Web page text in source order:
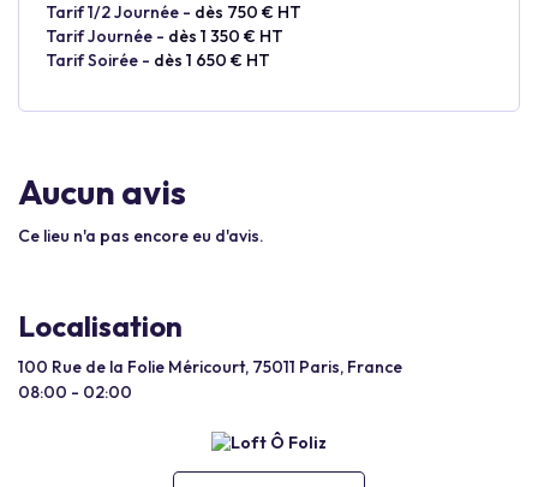
Tarif 1/2 Journée - dès 750 € HT
Tarif Journée - dès 1 350 € HT
Tarif Soirée - dès 1 650 € HT
Aucun avis
Ce lieu n'a pas encore eu d'avis.
Localisation
100 Rue de la Folie Méricourt, 75011 Paris, France
08:00 - 02:00